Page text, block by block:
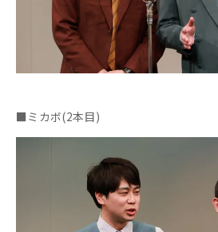
■ミカボ(2本目)